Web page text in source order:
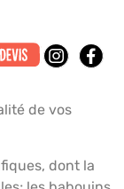
ACTUALITÉS
de vos
dont la